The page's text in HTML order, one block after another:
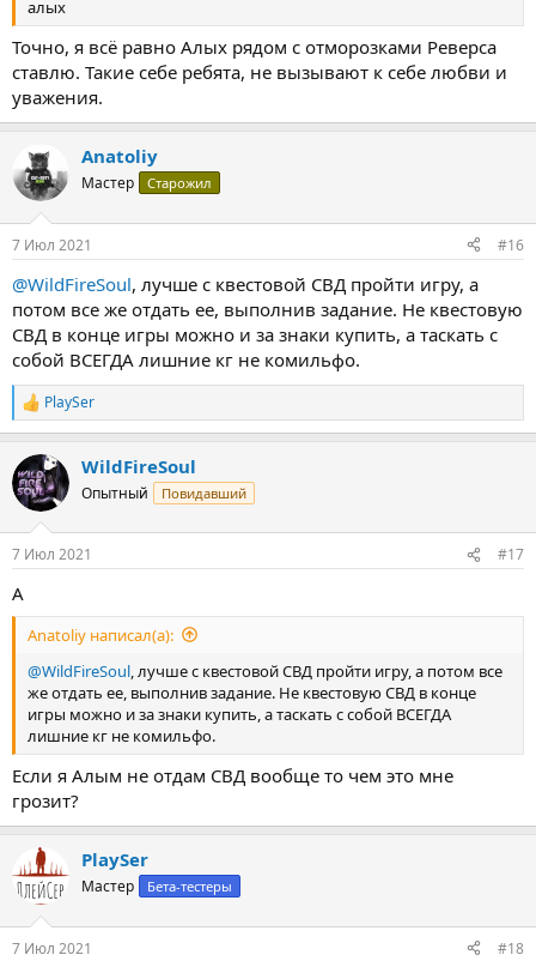
алых
Точно, я всё равно Алых рядом с отморозками Реверса
ставлю. Такие себе ребята, не вызывают к себе любви и
уважения.
Anatoliy
Мастер Старожил
7 Июл 2021 #16
@WildFireSoul, лучше с квестовой СВД пройти игру, а
потом все же отдать ее, выполнив задание. Не квестовую
СВД в конце игры можно и за знаки купить, а таскать с
собой ВСЕГДА лишние кг не комильфо.
Р
е
к
ц
и
PlaySer
WildFireSoul
Опытный Повидавший
7 Июл 2021 #17
А
Anatoliy написал(а):
@WildFireSoul, лучше с квестовой СВД пройти игру, а потом все
же отдать ее, выполнив задание. Не квестовую СВД в конце
игры можно и за знаки купить, а таскать с собой ВСЕГДА
лишние кг не комильфо.
Если я Алым не отдам СВД вообще то чем это мне
грозит?
PlaySer
Мастер Бета-тестеры
7 Июл 2021 #18